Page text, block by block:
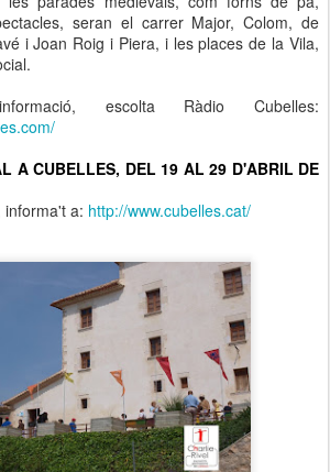
seran el carrer Major, Colom, de
i Joan Roig i Piera, i les places de la Vila,
escolta Ràdio Cubelles:
A CUBELLES, DEL 19 AL 29 D'ABRIL DE
informa't a: http://www.cubelles.cat/